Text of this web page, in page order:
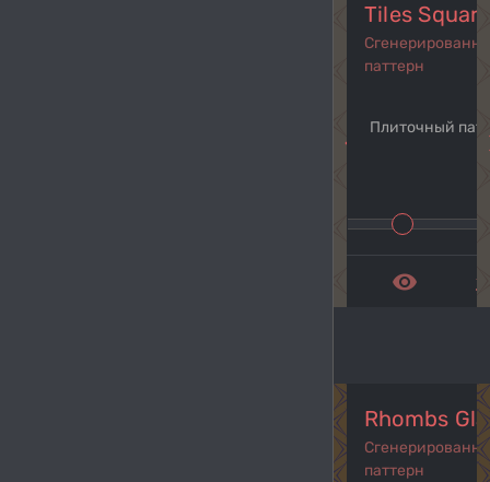
navigate_before
Tiles
паттерн
Плиточный
remove_red_eye
Rhombs
паттерн